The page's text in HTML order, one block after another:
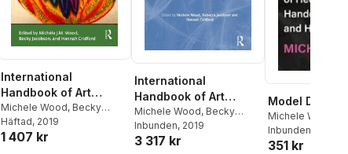
International
Handbook of Art
Therapy in Palliative
and Bereavement
Care
Michele Wood, Becky
Jacobson,Hannah Cridford
Häftad, 2019
1 407 kr
International
Handbook of Art
Therapy in Palliative
and Bereavement
Care
Michele Wood, Becky
Jacobson ,Hannah Cridford
Inbunden, 2019
3 317 kr
Model
Michele Wood
Inbunden
351 kr